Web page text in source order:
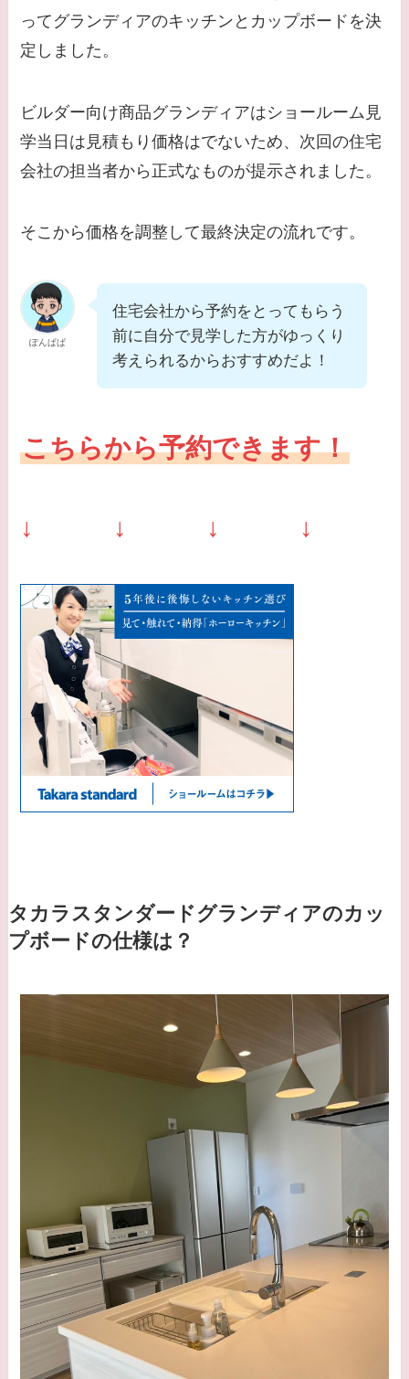
ってグランディアのキッチンとカップボードを決
定しました。
ビルダー向け商品グランディアはショールーム見
学当日は見積もり価格はでないため、次回の住宅
会社の担当者から正式なものが提示されました。
そこから価格を調整して最終決定の流れです。
ぽんぱぱ
住宅会社から予約をとってもらう
前に自分で見学した方がゆっくり
考えられるからおすすめだよ！
こちらから予約できます！
↓ ↓ ↓ ↓
タカラスタンダードグランディアのカッ
プボードの仕様は？